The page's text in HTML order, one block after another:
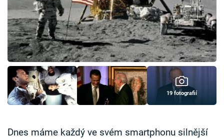
TV Program
Časopis
Sledujte prima+
Přihlášení
Sledujte nás
19 fotografií
Dnes máme každý ve svém smartphonu silnější